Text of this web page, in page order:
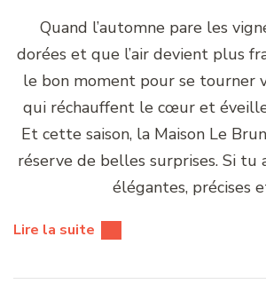
Quand l’automne pare les
dorées et que l’air devient plus
le bon moment pour se tourner
qui réchauffent le cœur et
Et cette saison, la Maison Le
réserve de belles surprises. Si tu
élégantes, précises
Lire la suite